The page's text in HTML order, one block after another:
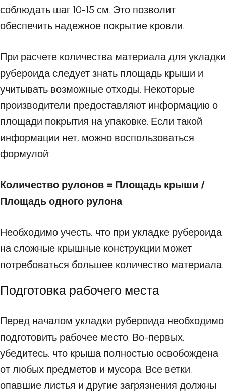
соблюдать шаг 10-15 см. Это позволит
обеспечить надежное покрытие кровли.
При расчете количества материала для укладки
рубероида следует знать площадь крыши и
учитывать возможные отходы. Некоторые
производители предоставляют информацию о
площади покрытия на упаковке. Если такой
информации нет, можно воспользоваться
формулой:
Количество рулонов = Площадь крыши /
Площадь одного рулона
Необходимо учесть, что при укладке рубероида
на сложные крышные конструкции может
потребоваться большее количество материала.
Подготовка рабочего места
Перед началом укладки рубероида необходимо
подготовить рабочее место. Во-первых,
убедитесь, что крыша полностью освобождена
от любых предметов и мусора. Все ветки,
опавшие листья и другие загрязнения должны